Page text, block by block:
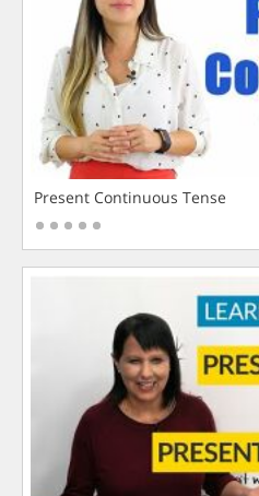
Present Continuous Tense